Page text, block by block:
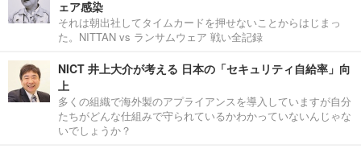
ェア感染
それは朝出社してタイムカードを押せないことからはじまっ
た。NITTAN vs ランサムウェア 戦い全記録
NICT 井上大介が考える 日本の「セキュリティ自給率」向
上
多くの組織で海外製のアプライアンスを導入していますが自分
たちがどんな仕組みで守られているかわかっていないんじゃな
いでしょうか？